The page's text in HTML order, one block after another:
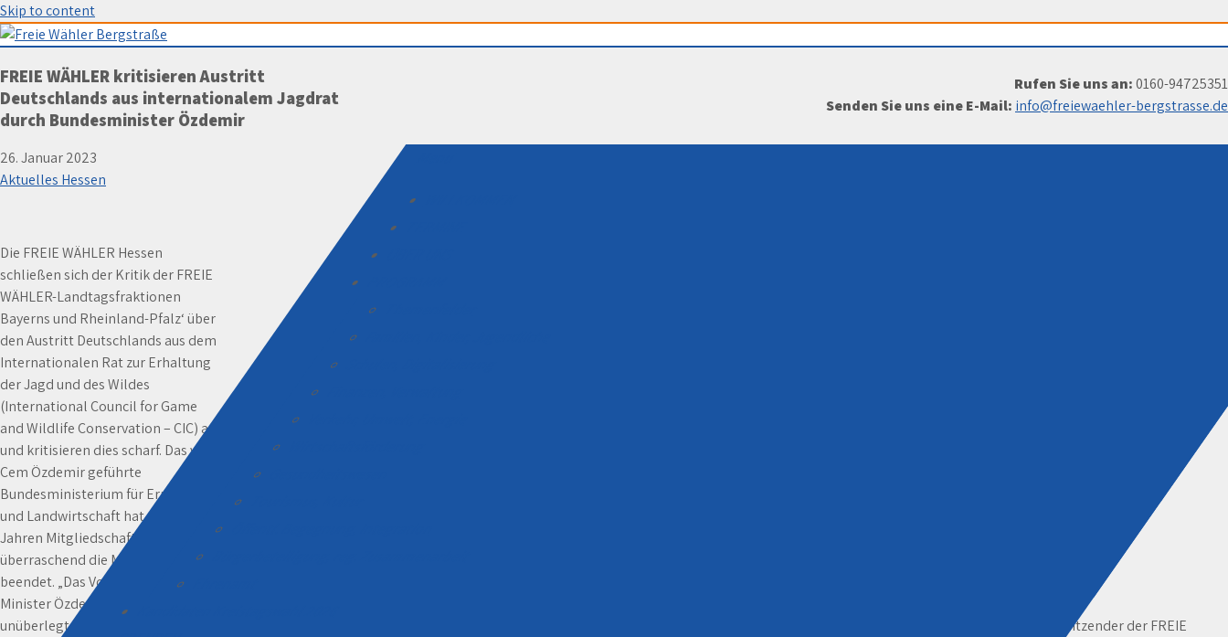
Skip to content
Freie Wähler Bergstraße Rufen Sie uns an:0160-94725351
Senden Sie uns eine E-Mail: info@freiewaehler-bergstrasse.de
FREIE WÄHLER kritisieren Austritt
Deutschlands aus internationalem Jagdrat
durch Bundesminister Özdemir
26. Januar 2023
Aktuelles Hessen
Die FREIE WÄHLER Hessen
schließen sich der Kritik der FREIE
WÄHLER-Landtagsfraktionen
Bayerns und Rheinland-Pfalz‘ über
den Austritt Deutschlands aus dem
Internationalen Rat zur Erhaltung
der Jagd und des Wildes
(International Council for Game
and Wildlife Conservation – CIC) an
und kritisieren dies scharf. Das von
Cem Özdemir geführte
Bundesministerium für Ernährung
und Landwirtschaft hat nach 35
Jahren Mitgliedschaft im CIC
überraschend die Mitgliedschaft
beendet. „Das Vorgehen von
Minister Özdemir ist völlig
unüberlegt und muss zum Wohle der Flora und Fauna umgehend rückgängig gemacht werden!“, fordert Engin Eroglu, Mitglied des Europäischen Parlaments und Landesvorsitzender der FREIE